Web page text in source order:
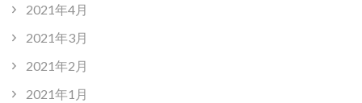
2021年4月
2021年3月
2021年2月
2021年1月